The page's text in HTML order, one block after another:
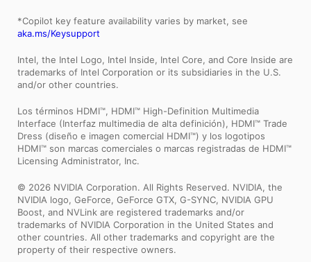
*Copilot key feature availability varies by market, see
aka.ms/Keysupport
Intel, the Intel Logo, Intel Inside, Intel Core, and Core Inside are
trademarks of Intel Corporation or its subsidiaries in the U.S.
and/or other countries.
Los términos HDMI™, HDMI™ High-Definition Multimedia
Interface (Interfaz multimedia de alta definición), HDMI™ Trade
Dress (diseño e imagen comercial HDMI™) y los logotipos
HDMI™ son marcas comerciales o marcas registradas de HDMI™
Licensing Administrator, Inc.
© 2026 NVIDIA Corporation. All Rights Reserved. NVIDIA, the
NVIDIA logo, GeForce, GeForce GTX, G-SYNC, NVIDIA GPU
Boost, and NVLink are registered trademarks and/or
trademarks of NVIDIA Corporation in the United States and
other countries. All other trademarks and copyright are the
property of their respective owners.